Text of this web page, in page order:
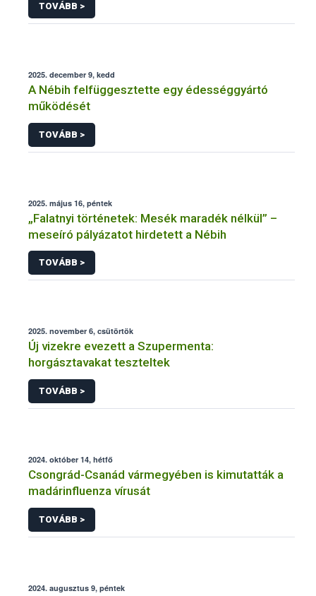
TOVÁBB >
2025. december 9, kedd
A Nébih felfüggesztette egy édességgyártó
működését
TOVÁBB >
2025. május 16, péntek
„Falatnyi történetek: Mesék maradék nélkül” –
meseíró pályázatot hirdetett a Nébih
TOVÁBB >
2025. november 6, csütörtök
Új vizekre evezett a Szupermenta:
horgásztavakat teszteltek
TOVÁBB >
2024. október 14, hétfő
Csongrád-Csanád vármegyében is kimutatták a
madárinfluenza vírusát
TOVÁBB >
2024. augusztus 9, péntek